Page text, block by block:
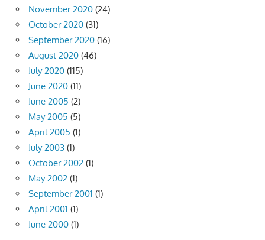
November 2020 (24)
October 2020 (31)
September 2020 (16)
August 2020 (46)
July 2020 (115)
June 2020 (11)
June 2005 (2)
May 2005 (5)
April 2005 (1)
July 2003 (1)
October 2002 (1)
May 2002 (1)
September 2001 (1)
April 2001 (1)
June 2000 (1)